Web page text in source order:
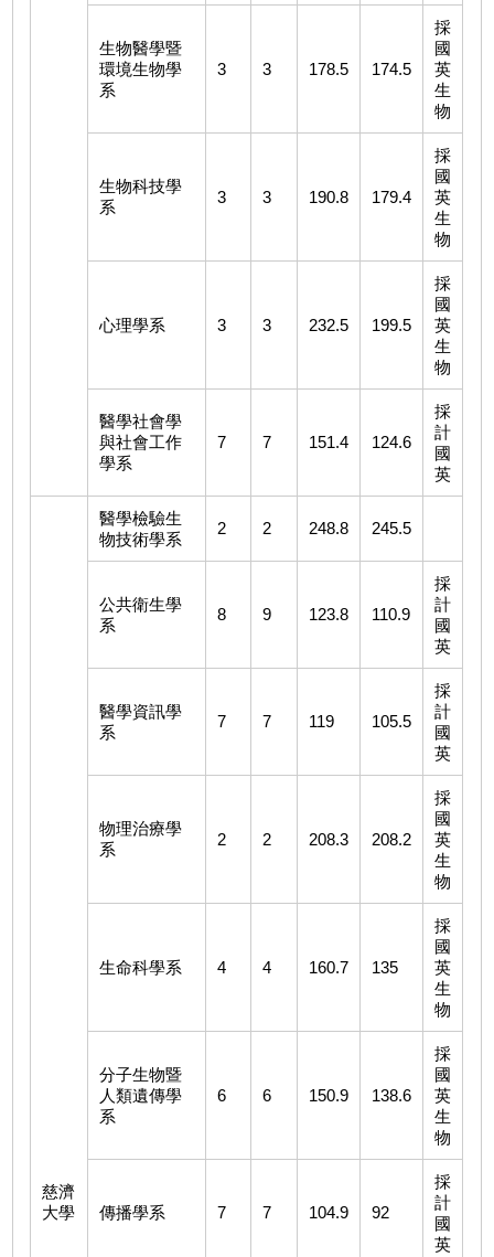
生物醫學暨
環境生物學
系
3 3 178.5 174.5
採
國
英
生
物
生物科技學
系
3 3 190.8 179.4
採
國
英
生
物
心理學系 3 3 232.5 199.5
採
國
英
生
物
醫學社會學
與社會工作
學系
7 7 151.4 124.6
採
計
國
英
慈濟
大學
醫學檢驗生
物技術學系
2 2 248.8 245.5
公共衛生學
系
8 9 123.8 110.9
採
計
國
英
醫學資訊學
系
7 7 119 105.5
採
計
國
英
物理治療學
系
2 2 208.3 208.2
採
國
英
生
物
生命科學系 4 4 160.7 135
採
國
英
生
物
分子生物暨
人類遺傳學
系
6 6 150.9 138.6
採
國
英
生
物
傳播學系 7 7 104.9 92
採
計
國
英